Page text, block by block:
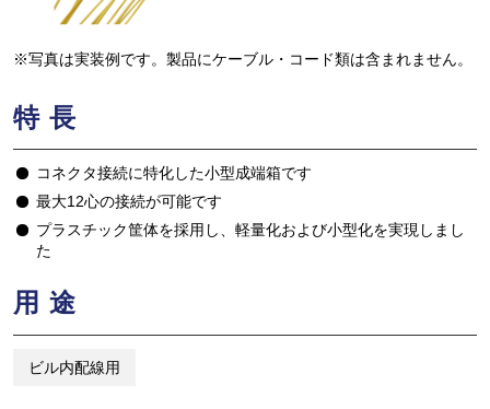
※写真は実装例です。製品にケーブル・コード類は含まれません。
特長
コネクタ接続に特化した小型成端箱です
最大12心の接続が可能です
プラスチック筐体を採用し、軽量化および小型化を実現しまし
た
用途
ビル内配線用